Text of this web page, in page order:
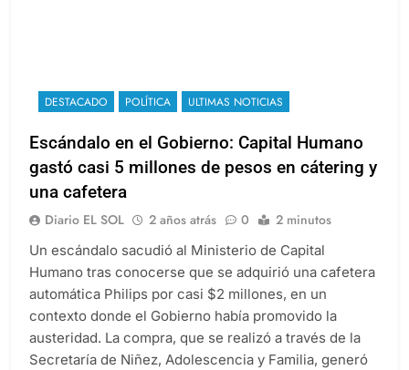
DESTACADO POLÍTICA ULTIMAS NOTICIAS
Escándalo en el Gobierno: Capital Humano
gastó casi 5 millones de pesos en cátering y
una cafetera
Diario EL SOL 2 años atrás 0 2 minutos
Un escándalo sacudió al Ministerio de Capital
Humano tras conocerse que se adquirió una cafetera
automática Philips por casi $2 millones, en un
contexto donde el Gobierno había promovido la
austeridad. La compra, que se realizó a través de la
Secretaría de Niñez, Adolescencia y Familia, generó